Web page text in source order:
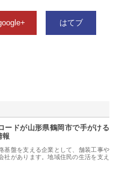
はてブ
ードが山形県鶴岡市で手がける
報
基盤を支える企業として、舗装工事や
社があります。地域住民の生活を支え